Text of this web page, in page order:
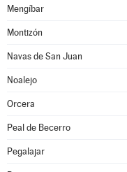
Mengíbar
Montizón
Navas de San Juan
Noalejo
Orcera
Peal de Becerro
Pegalajar